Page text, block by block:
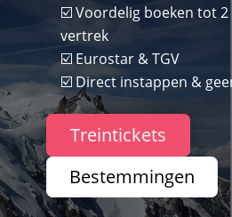
☑️ Voordelig boeken tot
vertrek
☑️ Eurostar & TGV
☑️ Direct instappen &
Treintickets
Bestemmingen